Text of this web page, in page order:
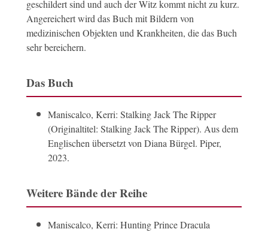
geschildert sind und auch der Witz kommt nicht zu kurz.
Angereichert wird das Buch mit Bildern von
medizinischen Objekten und Krankheiten, die das Buch
sehr bereichern.
Das Buch
Maniscalco, Kerri: Stalking Jack The Ripper
(Originaltitel: Stalking Jack The Ripper). Aus dem
Englischen übersetzt von Diana Bürgel. Piper,
2023.
Weitere Bände der Reihe
Maniscalco, Kerri: Hunting Prince Dracula